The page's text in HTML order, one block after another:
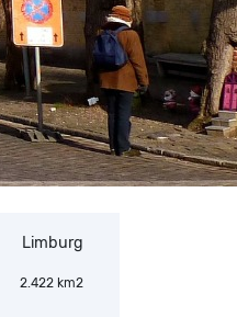
Limburg
2.422 km2